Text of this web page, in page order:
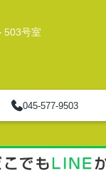
503号室
045-577-9503